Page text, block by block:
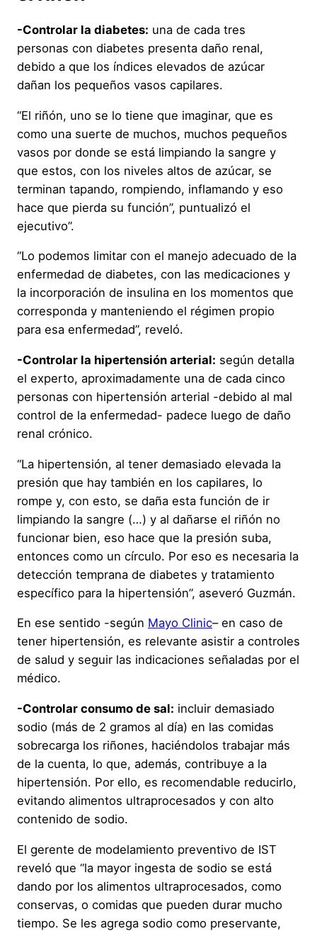
-Controlar la diabetes: una de cada tres
personas con diabetes presenta daño renal,
debido a que los índices elevados de azúcar
dañan los pequeños vasos capilares.
“El riñón, uno se lo tiene que imaginar, que es
como una suerte de muchos, muchos pequeños
vasos por donde se está limpiando la sangre y
que estos, con los niveles altos de azúcar, se
terminan tapando, rompiendo, inflamando y eso
hace que pierda su función”, puntualizó el
ejecutivo”.
“Lo podemos limitar con el manejo adecuado de la
enfermedad de diabetes, con las medicaciones y
la incorporación de insulina en los momentos que
corresponda y manteniendo el régimen propio
para esa enfermedad”, reveló.
-Controlar la hipertensión arterial: según detalla
el experto, aproximadamente una de cada cinco
personas con hipertensión arterial -debido al mal
control de la enfermedad- padece luego de daño
renal crónico.
“La hipertensión, al tener demasiado elevada la
presión que hay también en los capilares, lo
rompe y, con esto, se daña esta función de ir
limpiando la sangre (…) y al dañarse el riñón no
funcionar bien, eso hace que la presión suba,
entonces como un círculo. Por eso es necesaria la
detección temprana de diabetes y tratamiento
específico para la hipertensión”, aseveró Guzmán.
En ese sentido -según Mayo Clinic– en caso de
tener hipertensión, es relevante asistir a controles
de salud y seguir las indicaciones señaladas por el
médico.
-Controlar consumo de sal: incluir demasiado
sodio (más de 2 gramos al día) en las comidas
sobrecarga los riñones, haciéndolos trabajar más
de la cuenta, lo que, además, contribuye a la
hipertensión. Por ello, es recomendable reducirlo,
evitando alimentos ultraprocesados y con alto
contenido de sodio.
El gerente de modelamiento preventivo de IST
reveló que “la mayor ingesta de sodio se está
dando por los alimentos ultraprocesados, como
conservas, o comidas que pueden durar mucho
tiempo. Se les agrega sodio como preservante,